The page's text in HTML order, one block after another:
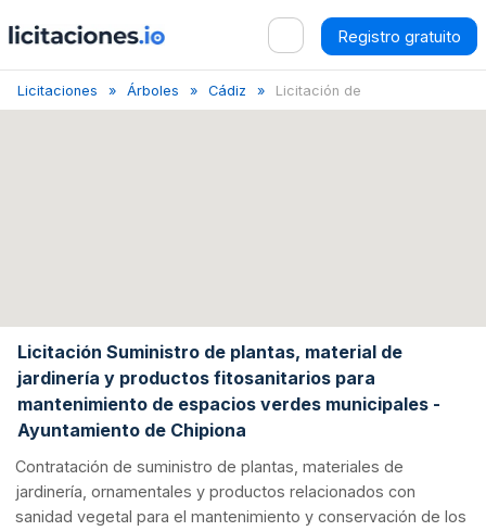
Registro gratuito
Licitaciones Árboles Cádiz Licitación de sumini...
Licitación Suministro de plantas, material de
jardinería y productos fitosanitarios para
mantenimiento de espacios verdes municipales -
Ayuntamiento de Chipiona
Contratación de suministro de plantas, materiales de
jardinería, ornamentales y productos relacionados con
sanidad vegetal para el mantenimiento y conservación de los